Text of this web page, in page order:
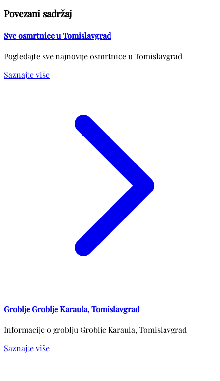
Povezani sadržaj
Sve osmrtnice u Tomislavgrad
Pogledajte sve najnovije osmrtnice u Tomislavgrad
Saznajte više
Groblje Groblje Karaula, Tomislavgrad
Informacije o groblju Groblje Karaula, Tomislavgrad
Saznajte više